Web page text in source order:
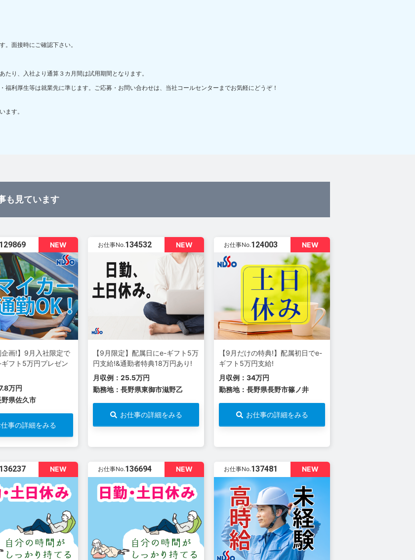
。面接時にご確認下さい。
たり、入社より通算３カ月間は試用期間となります。
福利厚生等は就業先に準じます。ご応募・お問い合わせは、当社コールセンターまでお気軽にどうぞ！
ます。
も見ています
NEW
129869
企画!】9月入社限定で
フト5万円プレゼン
万円
県佐久市
仕事の詳細をみる
NEW
お仕事No.134532
【9月限定】配属日にe-ギフト5万
円支給!&通勤者特典18万円あり!
月収例：25.5万円
勤務地：長野県東御市滋野乙
お仕事の詳細をみる
NEW
お仕事No.124003
【9月だけの特典!】配属初日でe-
ギフト5万円支給!
月収例：34万円
勤務地：長野県長野市篠ノ井
お仕事の詳細をみる
NEW
136237 NEW
お仕事No.136694 NEW
お仕事No.137481